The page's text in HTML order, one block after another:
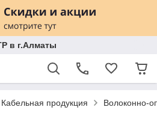
в г.Алматы
Кабельная продукция Волоконно-